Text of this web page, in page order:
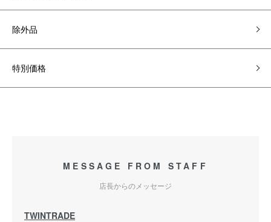
除外品
特別価格
MESSAGE FROM STAFF
店長からのメッセージ
TWINTRADE